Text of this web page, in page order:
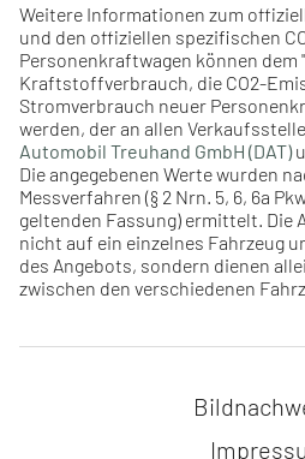
Weitere Informationen zum
und den offiziellen spezifischen
Personenkraftwagen können dem
Kraftstoffverbrauch, die CO2-
Stromverbrauch neuer
werden, der an allen
Automobil Treuhand GmbH (DAT)
Die angegebenen Werte wurden
Messverfahren (§ 2 Nrn. 5, 6, 6a
geltenden Fassung) ermittelt. Die
nicht auf ein einzelnes Fahrzeug
des Angebots, sondern dienen
zwischen den verschiedenen
Navigation